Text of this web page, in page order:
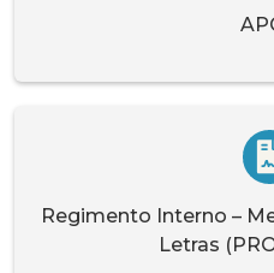
Regimento Interno –
Letras